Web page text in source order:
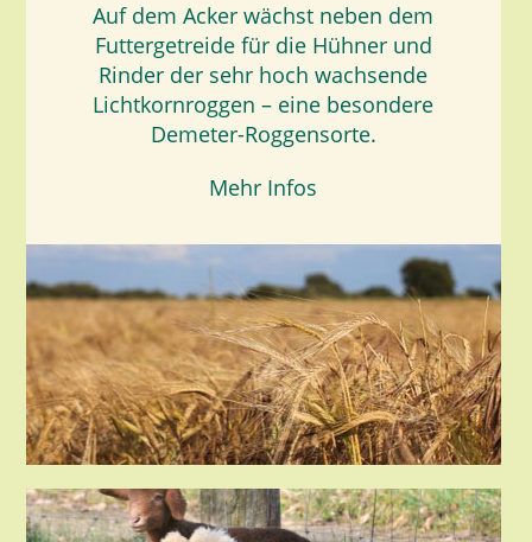
Auf dem Acker wächst neben dem
Futtergetreide für die Hühner und
Rinder der sehr hoch wachsende
Lichtkornroggen – eine besondere
Demeter-Roggensorte.
Mehr Infos